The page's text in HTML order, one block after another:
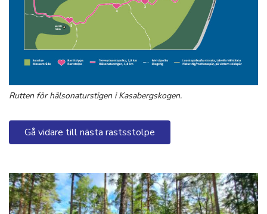
Rutten för hälsonaturstigen i Kasabergskogen.
Gå vidare till nästa rastsstolpe